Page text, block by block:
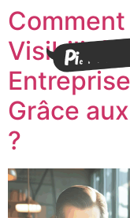
Visibilité
Grâce
?